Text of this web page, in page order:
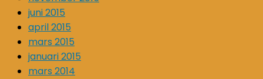
juni 2015
april 2015
mars 2015
januari 2015
mars 2014